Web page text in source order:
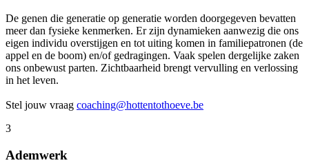
De genen die generatie op generatie worden doorgegeven bevatten
meer dan fysieke kenmerken. Er zijn dynamieken aanwezig die ons
eigen individu overstijgen en tot uiting komen in familiepatronen (de
appel en de boom) en/of gedragingen. Vaak spelen dergelijke zaken
ons onbewust parten. Zichtbaarheid brengt vervulling en verlossing
in het leven.
Stel jouw vraag coaching@hottentothoeve.be
3
Ademwerk